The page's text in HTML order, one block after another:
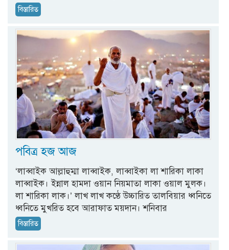
বিস্তারিত
পবিত্র হজ আজ
‘লাব্বাইক আল্লাহুম্মা লাব্বাইক, লাব্বাইকা লা শারিকা লাকা
লাব্বাইক। ইন্নাল হামদা ওয়ান নিয়মাতা লাকা ওয়াল মুলক।
লা শারিকা লাক।’ লাখ লাখ কণ্ঠে উচ্চারিত তালবিয়ার ধ্বনিতে
ধ্বনিতে মুখরিত হবে আরাফাত ময়দান। শনিবার
বিস্তারিত